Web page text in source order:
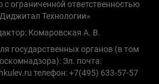
ограниченной ответственностью
Технологии»
Комаровская А. В.
государственных органов (в том
Эл. почта:
телефон: +7(495) 633-57-57